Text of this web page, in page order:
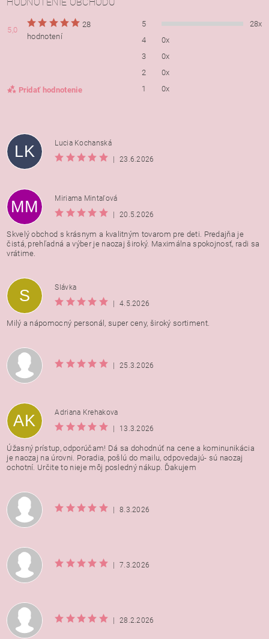
5,0
28
hodnotení
Pridať hodnotenie
5
28x
4
0x
3
0x
2
0x
1
0x
Vložením hodnotenie súhlasíte s
osobných údajov
LK
Lucia Kochanská
|
23.6.2026
MM
Miriama Mintaľová
|
20.5.2026
Skvelý obchod s krásnym a kvalitným tovarom pre deti. Predajňa je
čistá, prehľadná a výber je naozaj široký. Maximálna spokojnosť, radi sa
vrátime.
S
Slávka
|
4.5.2026
Milý a nápomocný personál, super ceny, široký sortiment.
| 25.3.2026
AK
Adriana Krehakova
|
13.3.2026
Úžasný prístup, odporúčam! Dá sa dohodnúť na cene a kominunikácia
je naozaj na úrovni. Poradia, pošlú do mailu, odpovedajú- sú naozaj
ochotní. Určite to nieje môj posledný nákup. Ďakujem
| 8.3.2026
| 7.3.2026
| 28.2.2026